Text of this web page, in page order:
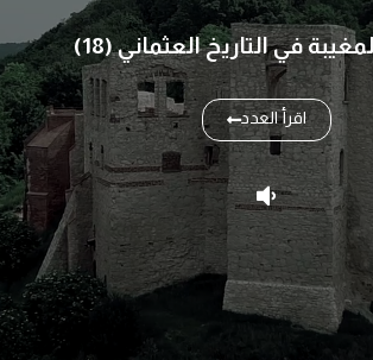
في التاريخ العثماني (18)
اقرأ العدد